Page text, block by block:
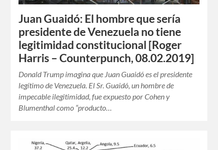
Juan Guaidó: El hombre que sería
presidente de Venezuela no tiene
legitimidad constitucional [Roger
Harris – Counterpunch, 08.02.2019]
Donald Trump imagina que Juan Guaidó es el presidente
legítimo de Venezuela. El Sr. Guaidó, un hombre de
impecable ilegitimidad, fue expuesto por Cohen y
Blumenthal como “producto…